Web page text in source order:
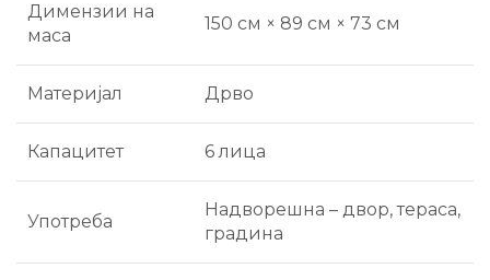
Димензии на
маса
150 см × 89 см × 73 см
Материјал Дрво
Капацитет 6 лица
Употреба
Надворешна – двор, тераса,
градина